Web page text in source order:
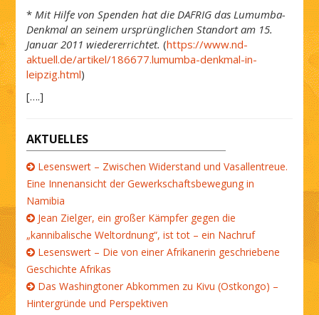
* Mit Hilfe von Spenden hat die DAFRIG das Lumumba-
Denkmal an seinem ursprünglichen Standort am 15.
Januar 2011 wiedererrichtet. (https://www.nd-
aktuell.de/artikel/186677.lumumba-denkmal-in-
leipzig.html)
[….]
AKTUELLES
Lesenswert – Zwischen Widerstand und Vasallentreue.
Eine Innenansicht der Gewerkschaftsbewegung in
Namibia
Jean Zielger, ein großer Kämpfer gegen die
„kannibalische Weltordnung“, ist tot – ein Nachruf
Lesenswert – Die von einer Afrikanerin geschriebene
Geschichte Afrikas
Das Washingtoner Abkommen zu Kivu (Ostkongo) –
Hintergründe und Perspektiven